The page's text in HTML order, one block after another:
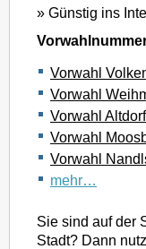
» Günstig ins
Vorwahl
Vorwahl
Vorwahl
Vorwahl
Vorwahl
mehr…
Sie sind auf der
Stadt? Dann